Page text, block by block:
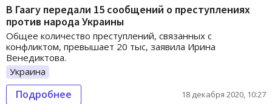
В Гаагу передали 15 сообщений о преступлениях
против народа Украины
Общее количество преступлений, связанных с
конфликтом, превышает 20 тыс, заявила Ирина
Венедиктова.
Украина
Подробнее 18 декабря 2020, 10:27